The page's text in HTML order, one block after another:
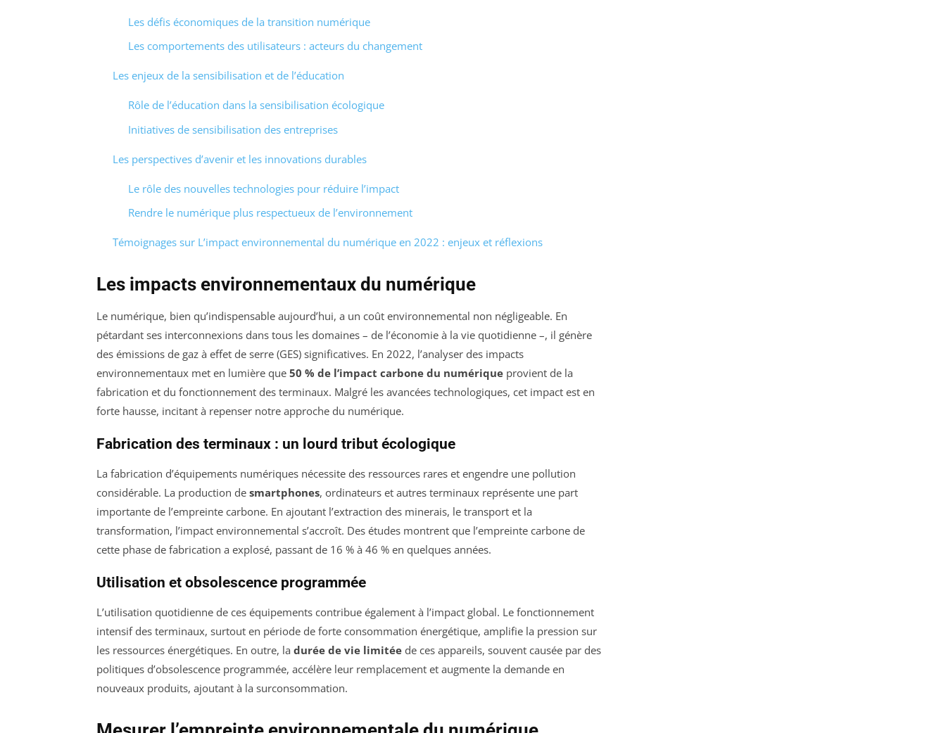
Les défis économiques de la transition numérique
Les comportements des utilisateurs : acteurs du changement
Les enjeux de la sensibilisation et de l’éducation
Rôle de l’éducation dans la sensibilisation écologique
Initiatives de sensibilisation des entreprises
Les perspectives d’avenir et les innovations durables
Le rôle des nouvelles technologies pour réduire l’impact
Rendre le numérique plus respectueux de l’environnement
Témoignages sur L’impact environnemental du numérique en 2022 : enjeux et réflexions
Les impacts environnementaux du numérique
Le numérique, bien qu’indispensable aujourd’hui, a un coût environnemental non négligeable. En
pétardant ses interconnexions dans tous les domaines – de l’économie à la vie quotidienne –, il génère
des émissions de gaz à effet de serre (GES) significatives. En 2022, l’analyser des impacts
environnementaux met en lumière que 50 % de l’impact carbone du numérique provient de la
fabrication et du fonctionnement des terminaux. Malgré les avancées technologiques, cet impact est en
forte hausse, incitant à repenser notre approche du numérique.
Fabrication des terminaux : un lourd tribut écologique
La fabrication d’équipements numériques nécessite des ressources rares et engendre une pollution
considérable. La production de smartphones, ordinateurs et autres terminaux représente une part
importante de l’empreinte carbone. En ajoutant l’extraction des minerais, le transport et la
transformation, l’impact environnemental s’accroît. Des études montrent que l’empreinte carbone de
cette phase de fabrication a explosé, passant de 16 % à 46 % en quelques années.
Utilisation et obsolescence programmée
L’utilisation quotidienne de ces équipements contribue également à l’impact global. Le fonctionnement
intensif des terminaux, surtout en période de forte consommation énergétique, amplifie la pression sur
les ressources énergétiques. En outre, la durée de vie limitée de ces appareils, souvent causée par des
politiques d’obsolescence programmée, accélère leur remplacement et augmente la demande en
nouveaux produits, ajoutant à la surconsommation.